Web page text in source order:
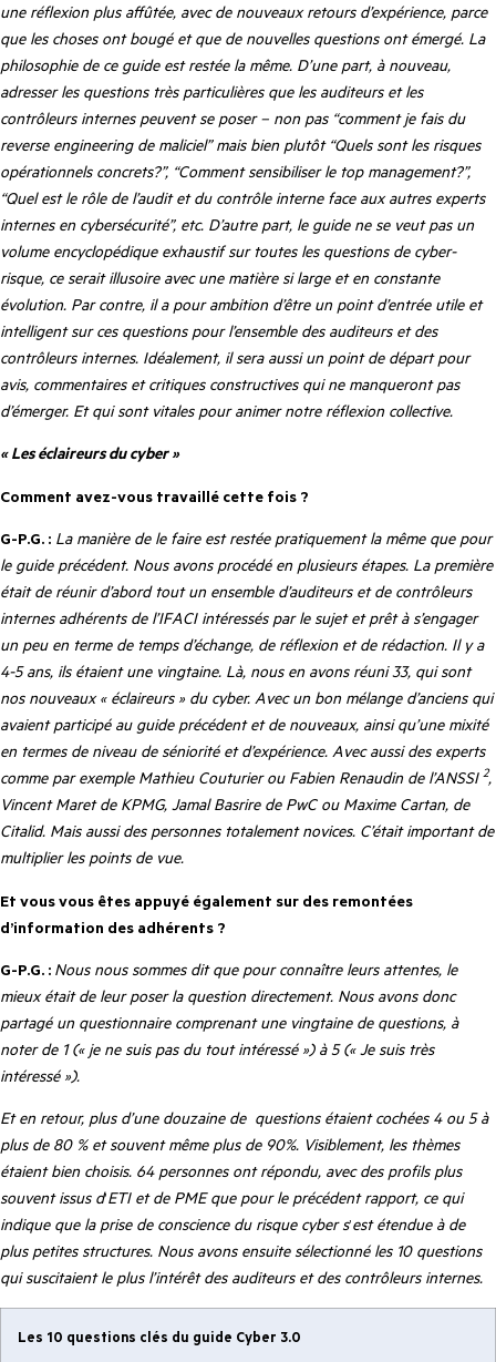
une réflexion plus affûtée, avec de nouveaux retours d’expérience, parce
que les choses ont bougé et que de nouvelles questions ont émergé. La
philosophie de ce guide est restée la même. D’une part, à nouveau,
adresser les questions très particulières que les auditeurs et les
contrôleurs internes peuvent se poser – non pas “comment je fais du
reverse engineering de maliciel” mais bien plutôt “Quels sont les risques
opérationnels concrets?”, “Comment sensibiliser le top management?”,
“Quel est le rôle de l’audit et du contrôle interne face aux autres experts
internes en cybersécurité”, etc. D’autre part, le guide ne se veut pas un
volume encyclopédique exhaustif sur toutes les questions de cyber-
risque, ce serait illusoire avec une matière si large et en constante
évolution. Par contre, il a pour ambition d’être un point d’entrée utile et
intelligent sur ces questions pour l’ensemble des auditeurs et des
contrôleurs internes. Idéalement, il sera aussi un point de départ pour
avis, commentaires et critiques constructives qui ne manqueront pas
d’émerger. Et qui sont vitales pour animer notre réflexion collective.
« Les éclaireurs du cyber »
Comment avez-vous travaillé cette fois ?
G-P.G. : La manière de le faire est restée pratiquement la même que pour
le guide précédent. Nous avons procédé en plusieurs étapes. La première
était de réunir d’abord tout un ensemble d’auditeurs et de contrôleurs
internes adhérents de l’IFACI intéressés par le sujet et prêt à s’engager
un peu en terme de temps d’échange, de réflexion et de rédaction. Il y a
4-5 ans, ils étaient une vingtaine. Là, nous en avons réuni 33, qui sont
nos nouveaux « éclaireurs » du cyber. Avec un bon mélange d’anciens qui
avaient participé au guide précédent et de nouveaux, ainsi qu’une mixité
en termes de niveau de séniorité et d’expérience. Avec aussi des experts
comme par exemple Mathieu Couturier ou Fabien Renaudin de l’ANSSI 2,
Vincent Maret de KPMG, Jamal Basrire de PwC ou Maxime Cartan, de
Citalid. Mais aussi des personnes totalement novices. C’était important de
multiplier les points de vue.
Et vous vous êtes appuyé également sur des remontées
d’information des adhérents ?
G-P.G. : Nous nous sommes dit que pour connaître leurs attentes, le
mieux était de leur poser la question directement. Nous avons donc
partagé un questionnaire comprenant une vingtaine de questions, à
noter de 1 (« je ne suis pas du tout intéressé ») à 5 (« Je suis très
intéressé »).
Et en retour, plus d’une douzaine de questions étaient cochées 4 ou 5 à
plus de 80 % et souvent même plus de 90%. Visiblement, les thèmes
étaient bien choisis. 64 personnes ont répondu, avec des profils plus
souvent issus d’ETI et de PME que pour le précédent rapport, ce qui
indique que la prise de conscience du risque cyber s’est étendue à de
plus petites structures. Nous avons ensuite sélectionné les 10 questions
qui suscitaient le plus l’intérêt des auditeurs et des contrôleurs internes.
Les 10 questions clés du guide Cyber 3.0